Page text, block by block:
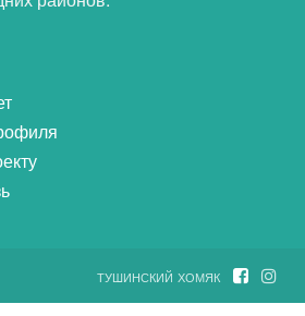
тушинский хомяк